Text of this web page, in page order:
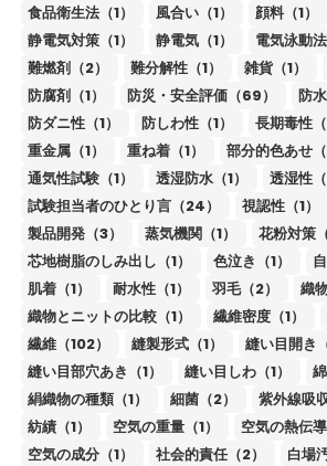
食品衛生法（1）
風合い（1） 顔料（1）
静電気対策（1）
静電気（1）
電気泳動法
難燃剤（2）
難分解性（1） 雑貨（1）
防腐剤（1）
防災・安全評価（69）
防水
防ダニ性（1）
防しわ性（1） 長期毒性（
重金属（1）
重ね着（1）
部分的色あせ（
通気性試験（1）
透湿防水（1） 透湿性（
試験担当者のひとり言（24）
視認性（1）
製品開発（3）
蒸気機関（1）
花粉対策（
芯地樹脂のしみ出し（1）
色泣き（1）
肌着（1）
耐水性（1） 羽毛（2）
織
織物とニットの比較（1）
繊維密度（1）
繊維（102）
縫製形式（1）
縫い目開き（
縫い目部穴あき（1）
縫い目しわ（1）
絹織物の種類（1）
細菌（2）
紫外線吸
紡績（1）
空気の重量（1）
空気の熱伝導
空気の成分（1）
社会的責任（2）
白場